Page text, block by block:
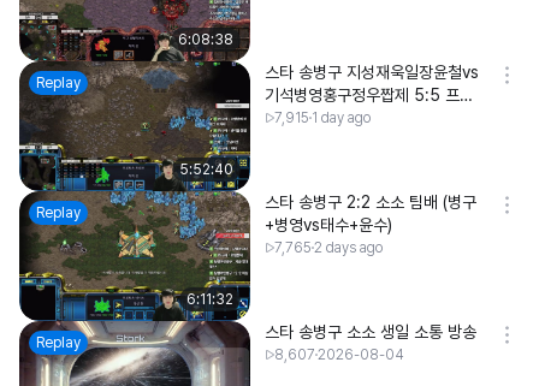
6:08:38
Replay
5:52:40
스타 송병구 지성재욱일장윤철vs
기석병영홍구정우짭제 5:5 프로
리그
7,915 1 day ago
Replay
6:11:32
스타 송병구 2:2 소소 팀배 (병구
+병영vs태수+윤수)
7,765 2 days ago
Replay
스타 송병구 소소 생일 소통 방송
8,607 2026-08-04